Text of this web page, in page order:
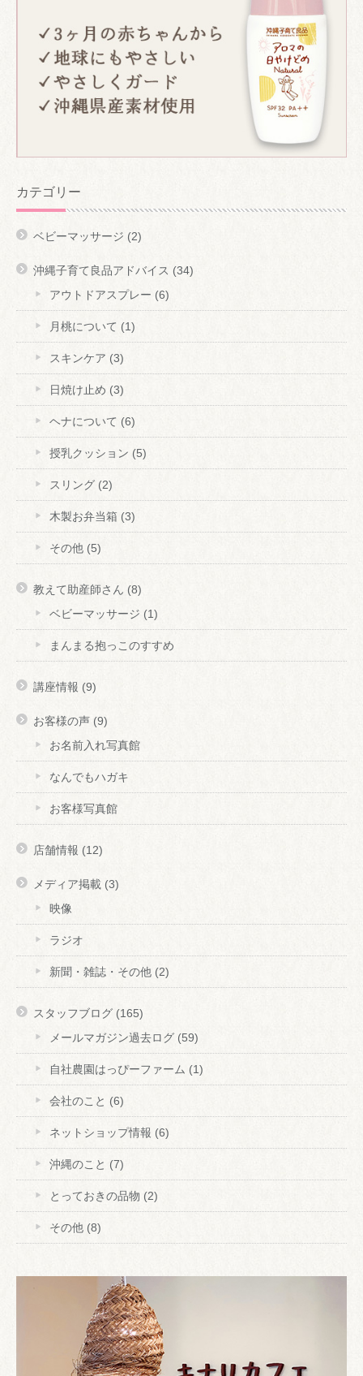
カテゴリー
ベビーマッサージ (2)
沖縄子育て良品アドバイス (34)
アウトドアスプレー (6)
月桃について (1)
スキンケア (3)
日焼け止め (3)
ヘナについて (6)
授乳クッション (5)
スリング (2)
木製お弁当箱 (3)
その他 (5)
教えて助産師さん (8)
ベビーマッサージ (1)
まんまる抱っこのすすめ
講座情報 (9)
お客様の声 (9)
お名前入れ写真館
なんでもハガキ
お客様写真館
店舗情報 (12)
メディア掲載 (3)
映像
ラジオ
新聞・雑誌・その他 (2)
スタッフブログ (165)
メールマガジン過去ログ (59)
自社農園はっぴーファーム (1)
会社のこと (6)
ネットショップ情報 (6)
沖縄のこと (7)
とっておきの品物 (2)
その他 (8)